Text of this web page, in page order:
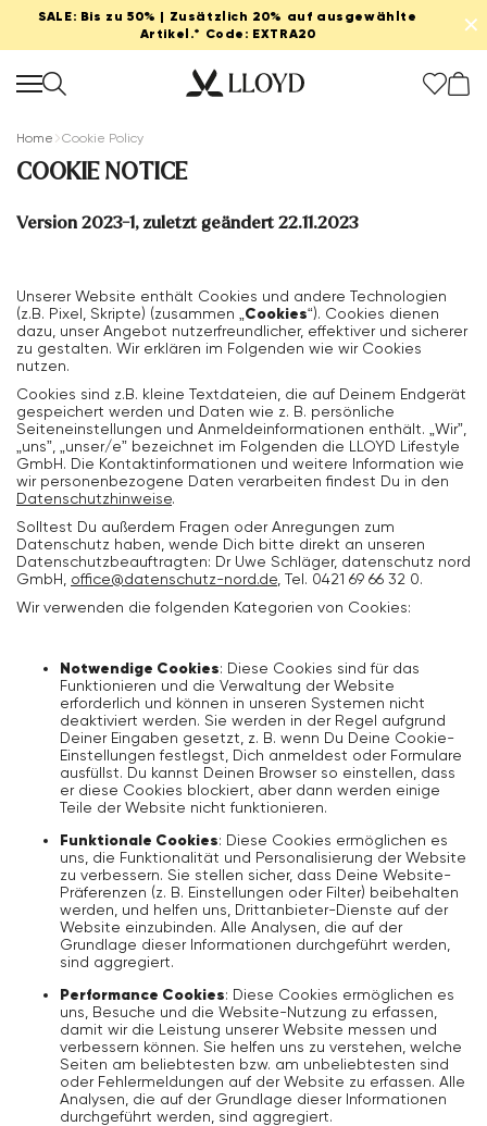
SALE: Bis zu 50% | Zusätzlich 20% auf ausgewählte
Artikel.* Code: EXTRA20
✕
Damen Startseite
Extra 20%
Neu
Schuhe
Accessoires
Pflege & Zubehör
Home Cookie Policy
COOKIE NOTICE
Version 2023-1, zuletzt geändert 22.11.2023
Unserer Website enthält Cookies und andere Technologien
(z.B. Pixel, Skripte) (zusammen „ Cookies“). Cookies dienen
dazu, unser Angebot nutzerfreundlicher, effektiver und sicherer
zu gestalten. Wir erklären im Folgenden wie wir Cookies
nutzen.
Cookies sind z.B. kleine Textdateien, die auf Deinem Endgerät
gespeichert werden und Daten wie z. B. persönliche
Seiteneinstellungen und Anmeldeinformationen enthält. „Wir”,
„uns”, „unser/e” bezeichnet im Folgenden die LLOYD Lifestyle
GmbH. Die Kontaktinformationen und weitere Information wie
wir personenbezogene Daten verarbeiten findest Du in den
Datenschutzhinweise.
Solltest Du außerdem Fragen oder Anregungen zum
Datenschutz haben, wende Dich bitte direkt an unseren
Datenschutzbeauftragten: Dr Uwe Schläger, datenschutz nord
GmbH, office@datenschutz-nord.de , Tel. 0421 69 66 32 0.
Wir verwenden die folgenden Kategorien von Cookies:
Notwendige Cookies: Diese Cookies sind für das
Funktionieren und die Verwaltung der Website
erforderlich und können in unseren Systemen nicht
deaktiviert werden. Sie werden in der Regel aufgrund
Deiner Eingaben gesetzt, z. B. wenn Du Deine Cookie-
Einstellungen festlegst, Dich anmeldest oder Formulare
ausfüllst. Du kannst Deinen Browser so einstellen, dass
er diese Cookies blockiert, aber dann werden einige
Teile der Website nicht funktionieren.
Funktionale Cookies: Diese Cookies ermöglichen es
uns, die Funktionalität und Personalisierung der Website
zu verbessern. Sie stellen sicher, dass Deine Website-
Präferenzen (z. B. Einstellungen oder Filter) beibehalten
werden, und helfen uns, Drittanbieter-Dienste auf der
Website einzubinden. Alle Analysen, die auf der
Grundlage dieser Informationen durchgeführt werden,
sind aggregiert.
Performance Cookies: Diese Cookies ermöglichen es
uns, Besuche und die Website-Nutzung zu erfassen,
damit wir die Leistung unserer Website messen und
verbessern können. Sie helfen uns zu verstehen, welche
Seiten am beliebtesten bzw. am unbeliebtesten sind
oder Fehlermeldungen auf der Website zu erfassen. Alle
Analysen, die auf der Grundlage dieser Informationen
durchgeführt werden, sind aggregiert.